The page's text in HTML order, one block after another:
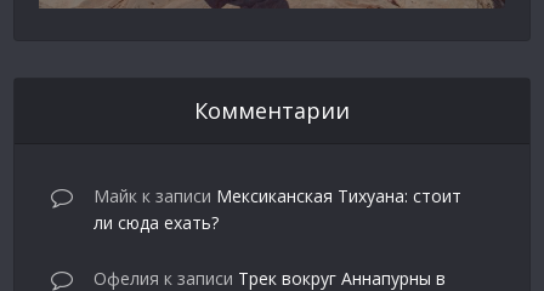
Комментарии
Майк к записи Мексиканская Тихуана: стоит
ли сюда ехать?
Офелия к записи Трек вокруг Аннапурны в